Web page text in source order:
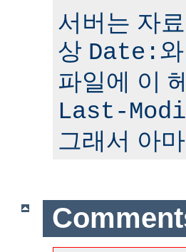
서버는 자
상 Date: 와
파일에 이
Last-
그래서 아